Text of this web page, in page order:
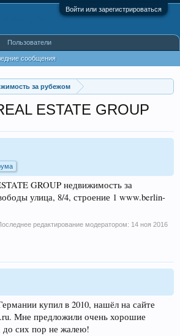
Войти или зарегистрироваться
за рубежом
ESTATE GROUP
GROUP недвижимость за
улица, 8/4, строение 1 www.berlin-
редактирование модератором: 14 ноя 2016
купил в 2010, нашёл на сайте
Мне предложили очень хорошие
до сих пор не жалею!
сообщения
Пользователи